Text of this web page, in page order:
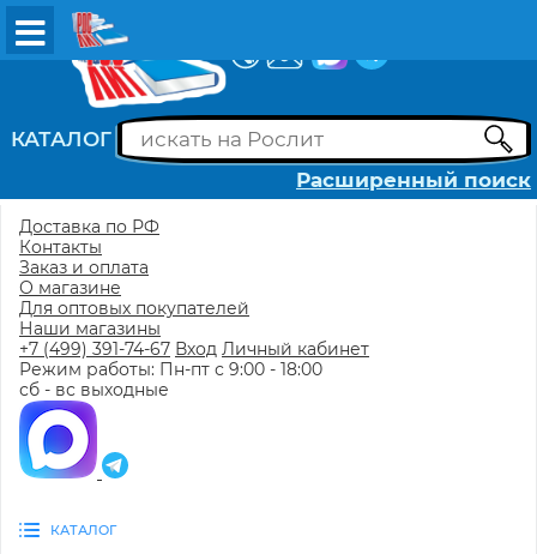
КАТАЛОГ
Расширенный поиск
Доставка по РФ
Контакты
Заказ и оплата
О магазине
Для оптовых покупателей
Наши магазины
+7 (499) 391-74-67 Вход Личный кабинет
Режим работы: Пн-пт с 9:00 - 18:00
сб - вс выходные
КАТАЛОГ